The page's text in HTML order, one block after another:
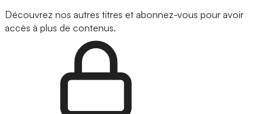
Découvrez nos autres titres et abonnez-vous pour avoir
accès à plus de contenus.